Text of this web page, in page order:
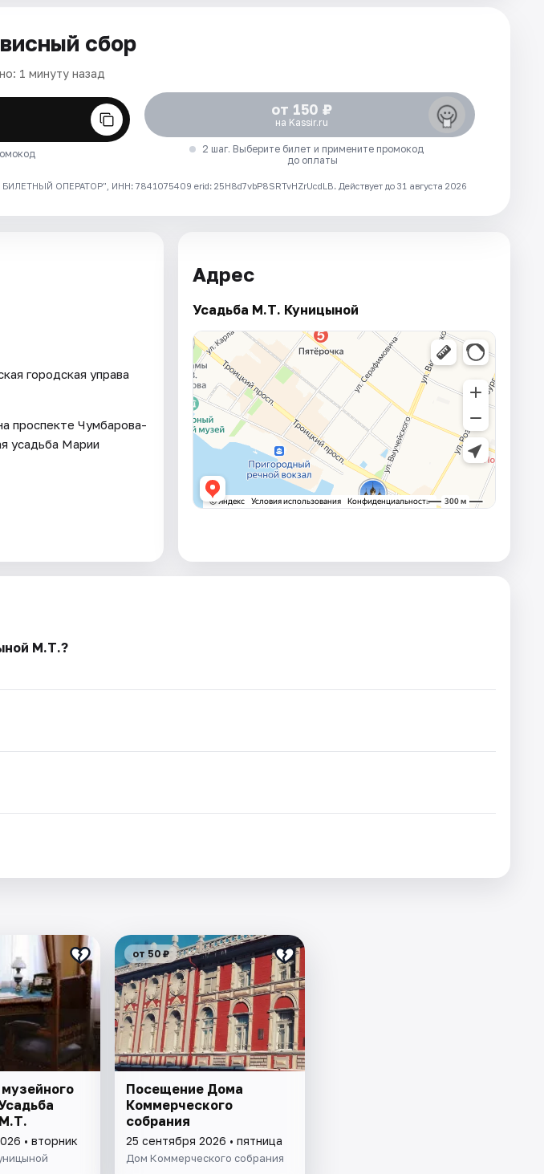
сбор
1 минуту назад
от 150 ₽
на Kassir.ru
2 шаг. Выберите билет и примените промокод
до оплаты
ОПЕРАТОР", ИНН: 7841075409 erid: 25H8d7vbP8SRTvHZrUcdLB. Действует до 31 августа 2026
городская управа
проспекте Чумбарова-
усадьба Марии
Адрес
Усадьба М.Т. Куницыной
М.Т.?
• вторник
от 50 ₽
Посещение Дома
Коммерческого
собрания
25 сентября 2026 • пятница
Дом Коммерческого собрания